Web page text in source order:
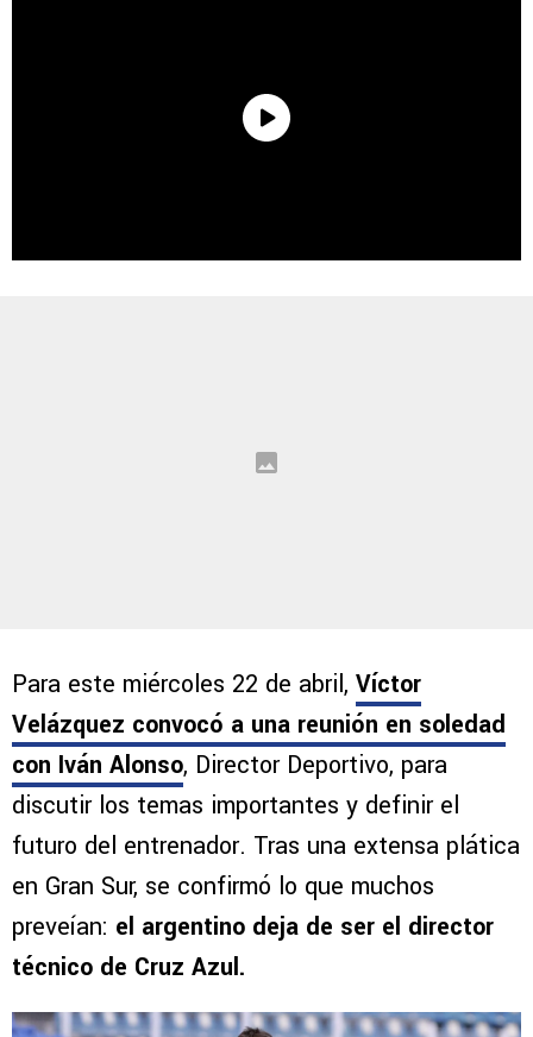
Para este miércoles 22 de abril, Víctor
Velázquez convocó a una reunión en soledad
con Iván Alonso, Director Deportivo, para
discutir los temas importantes y definir el
futuro del entrenador. Tras una extensa plática
en Gran Sur, se confirmó lo que muchos
preveían: el argentino deja de ser el director
técnico de Cruz Azul.